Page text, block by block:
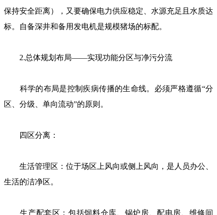
保持安全距离），又要确保电力供应稳定、水源充足且水质达
标。自备深井和备用发电机是规模猪场的标配。
2.总体规划布局——实现功能分区与净污分流
科学的布局是控制疾病传播的生命线。必须严格遵循“分
区、分级、单向流动”的原则。
四区分离：
生活管理区：位于场区上风向或侧上风向，是人员办公、
生活的洁净区。
生产配套区：包括饲料仓库、锅炉房、配电房、维修间